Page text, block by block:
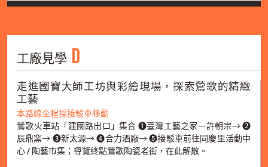
工廠見學 D
走進國寶大師工坊與彩繪現場，探索鶯歌的精緻
工藝
本路線全程採接駁車移動
鶯歌火車站「建國路出口」集合 ➊臺灣工藝之家－許朝宗→ ➋
辰鼎窯→ ➌新太源→ ➍合力酒廠→ ➎接駁車前往同慶里活動中
心 / 陶藝市集；導覽終點鶯歌陶瓷老街，在此解散。